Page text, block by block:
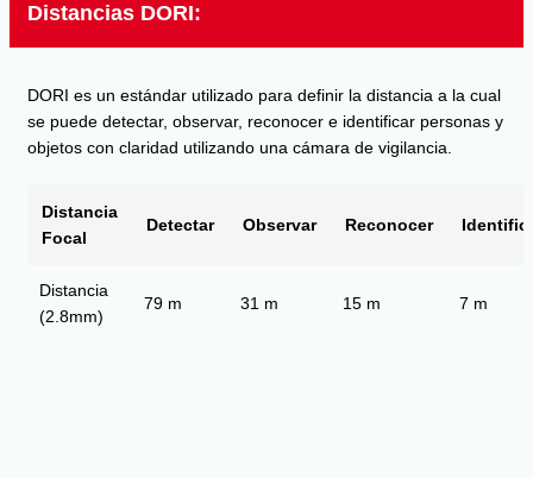
Distancias DORI:
DORI es un estándar utilizado para definir la distancia a la cual
se puede detectar, observar, reconocer e identificar personas y
objetos con claridad utilizando una cámara de vigilancia.
Distancia
Focal
Detectar Observar Reconocer
Distancia
(2.8mm)
79 m 31 m 15 m 7 m